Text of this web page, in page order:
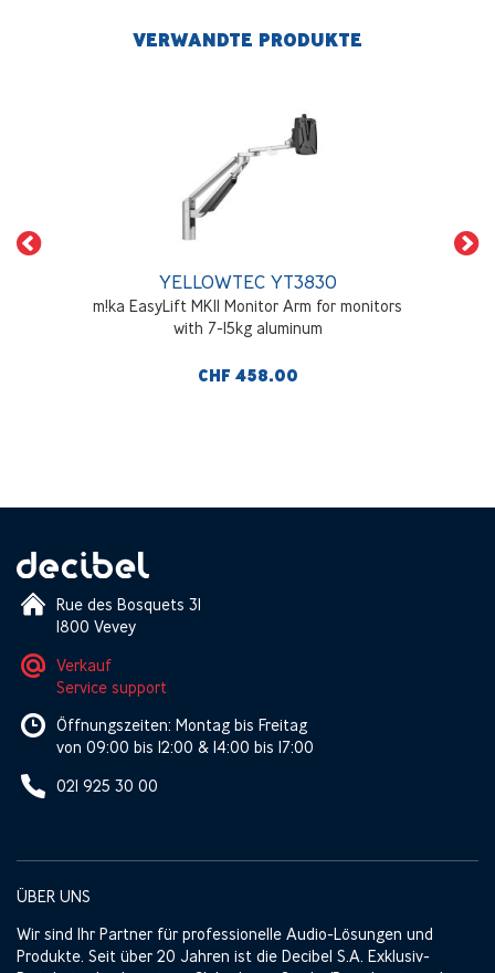
VERWANDTE PRODUKTE
YELLOWTEC YT3830
m!ka EasyLift MKII Monitor Arm for monitors
with 7-15kg aluminum
CHF 458.00
Rue des Bosquets 31
1800 Vevey
Verkauf
Service support
Öffnungszeiten: Montag bis Freitag
von 09:00 bis 12:00 & 14:00 bis 17:00
021 925 30 00
ÜBER UNS
Wir sind Ihr Partner für professionelle Audio-Lösungen und
Produkte. Seit über 20 Jahren ist die Decibel S.A. Exklusiv-